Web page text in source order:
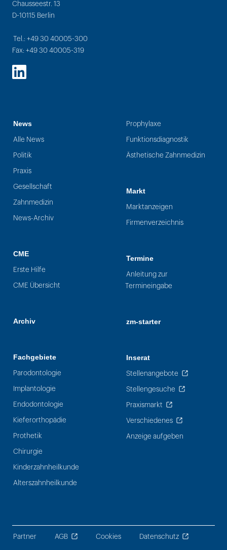
Chausseestr. 13
D-10115 Berlin
Tel.: +49 30 40005-300
Fax: +49 30 40005-319
LinkedIn
News
Alle News
Politik
Praxis
Gesellschaft
Zahnmedizin
News-Archiv
CME
Erste Hilfe
CME Übersicht
Archiv
Fachgebiete
Parodontologie
Implantologie
Endodontologie
Kieferorthopädie
Prothetik
Chirurgie
Kinderzahnheilkunde
Alterszahnheilkunde
Prophylaxe
Funktionsdiagnostik
Ästhetische Zahnmedizin
Markt
Marktanzeigen
Firmenverzeichnis
Termine
Anleitung zur
Termineingabe
zm-starter
Inserat
Stellenangebote
Stellengesuche
Praxismarkt
Verschiedenes
Anzeige aufgeben
Partner AGB Cookies Datenschutz